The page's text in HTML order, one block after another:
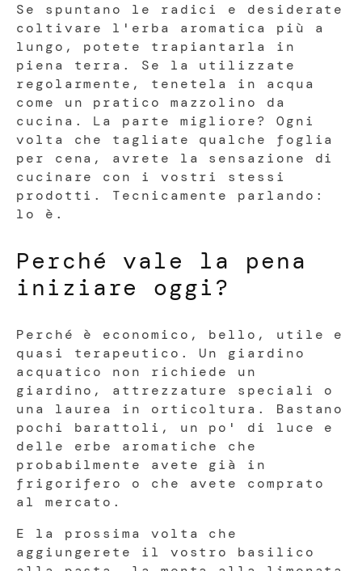
Se spuntano le radici e desiderate
coltivare l'erba aromatica più a
lungo, potete trapiantarla in
piena terra. Se la utilizzate
regolarmente, tenetela in acqua
come un pratico mazzolino da
cucina. La parte migliore? Ogni
volta che tagliate qualche foglia
per cena, avrete la sensazione di
cucinare con i vostri stessi
prodotti. Tecnicamente parlando:
lo è.
Perché vale la pena
iniziare oggi?
Perché è economico, bello, utile e
quasi terapeutico. Un giardino
acquatico non richiede un
giardino, attrezzature speciali o
una laurea in orticoltura. Bastano
pochi barattoli, un po' di luce e
delle erbe aromatiche che
probabilmente avete già in
frigorifero o che avete comprato
al mercato.
E la prossima volta che
aggiungerete il vostro basilico